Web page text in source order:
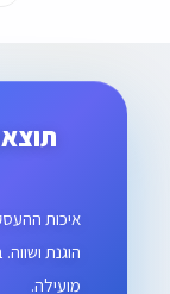
איכות
הוגנת
מועילה.